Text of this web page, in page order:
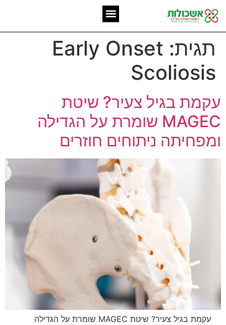
תגית: Early Onset
Scoliosis
עקמת בגיל צעיר? שיטת
MAGEC שומרת על הגדילה
ומפחיתה ניתוחים חוזרים
עקמת בגיל צעיר? שיטת MAGEC שומרת על הגדילה